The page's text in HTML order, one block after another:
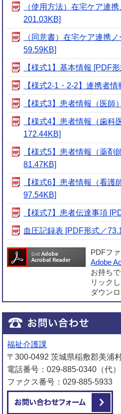
（使用方法）在宅ケア連
201.03KB]
（同意書）在宅ケア連携
59.59KB]
【様式1】基本情報 [PDF
【様式2-1・2-2】連携者
【様式3】患者情報（医師
【様式4】患者情報（歯科
172.44KB]
【様式5】患者情報（薬剤
81.47KB]
【様式6】患者情報（看護
97.54KB]
【様式7】患者伝達事項
血圧記録表 [PDF形式／
PDFフ
Adobe
お持ち
リック
ダウン
福祉介護課
〒300-0492 茨城県稲敷郡美浦
電話番号：029-885-0340（代）
ファクス番号：029-885-5933